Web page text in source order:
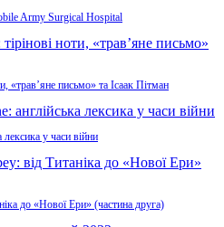
Army Surgical Hospital
«трав’яне письмо» та Ісаак Пітман
у часи війни
до «Нової Ери» (частина друга)